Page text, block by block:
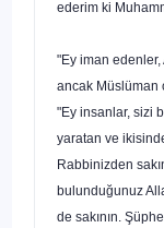
ederim ki
"Ey iman edenler,
ancak Müslüman
"Ey insanlar, sizi
yaratan ve
Rabbinizden
bulunduğunuz
de sakının.